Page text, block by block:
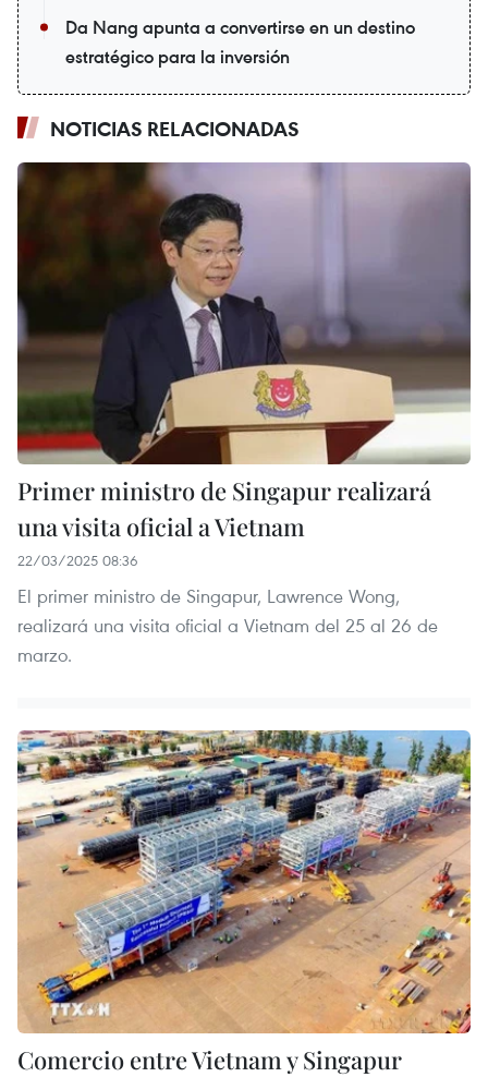
Da Nang apunta a convertirse en un destino
estratégico para la inversión
NOTICIAS RELACIONADAS
Primer ministro de Singapur realizará
una visita oficial a Vietnam
22/03/2025 08:36
El primer ministro de Singapur, Lawrence Wong,
realizará una visita oficial a Vietnam del 25 al 26 de
marzo.
Comercio entre Vietnam y Singapur